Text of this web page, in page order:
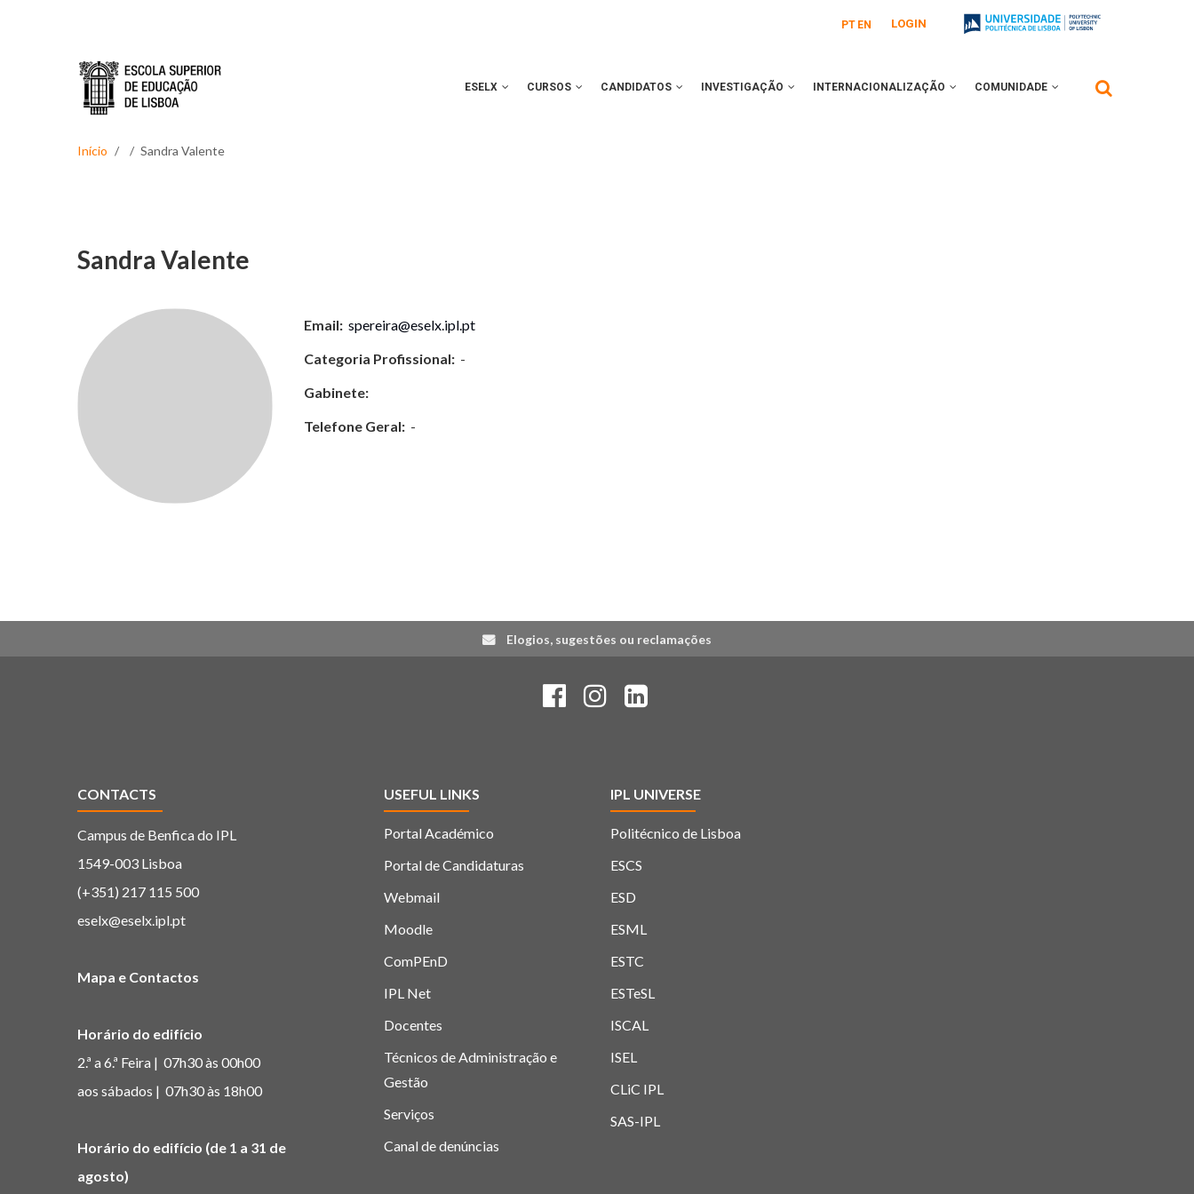
PT EN LOGIN
ESELX CURSOS CANDIDATOS INVESTIGAÇÃO INTERNACIONALIZAÇÃO COMUNIDADE
Início Sandra Valente
Sandra Valente
Email: spereira@eselx.ipl.pt
Categoria Profissional: -
Gabinete:
Telefone Geral: -
Elogios, sugestões ou reclamações
CONTACTS
Campus de Benfica do IPL
1549-003 Lisboa
(+351) 217 115 500
eselx@eselx.ipl.pt
Mapa e Contactos
Horário do edifício
2.ª a 6.ª Feira | 07h30 às 00h00
aos sábados | 07h30 às 18h00
Horário do edifício (de 1 a 31 de
agosto)
USEFUL LINKS
Portal Académico
Portal de Candidaturas
Webmail
Moodle
ComPEnD
IPL Net
Docentes
Técnicos de Administração e
Gestão
Serviços
Canal de denúncias
IPL UNIVERSE
Politécnico de Lisboa
ESCS
ESD
ESML
ESTC
ESTeSL
ISCAL
ISEL
CLiC IPL
SAS-IPL